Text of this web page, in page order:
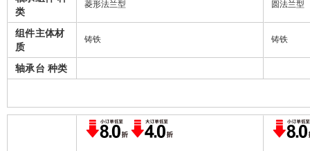
类
菱形法兰型 圆法兰型
组件主体材
质
铸铁 铸铁
轴承台 种类